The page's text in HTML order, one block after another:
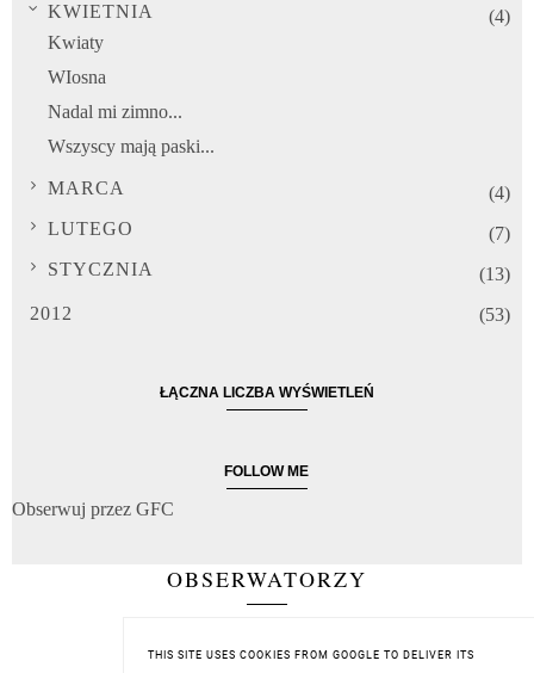
KWIETNIA
(4)
Kwiaty
WIosna
Nadal mi zimno...
Wszyscy mają paski...
MARCA
(4)
LUTEGO
(7)
STYCZNIA
(13)
2012
(53)
ŁĄCZNA LICZBA WYŚWIETLEŃ
FOLLOW ME
Obserwuj przez GFC
OBSERWATORZY
THIS SITE USES COOKIES FROM GOOGLE TO DELIVER ITS